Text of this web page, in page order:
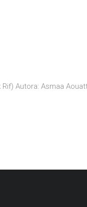
Autora: Asmaa